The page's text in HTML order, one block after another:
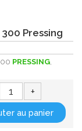
Pressing
PRESSING
+
au panier